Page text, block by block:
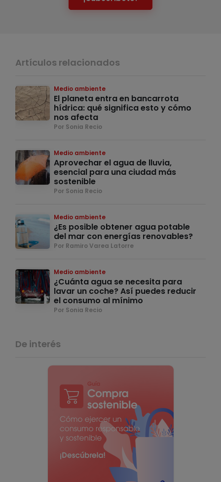
Artículos relacionados
Medio ambiente
El planeta entra en bancarrota
hídrica: qué significa esto y cómo
nos afecta
Por Sonia Recio
Medio ambiente
Aprovechar el agua de lluvia,
esencial para una ciudad más
sostenible
Por Sonia Recio
Medio ambiente
¿Es posible obtener agua potable
del mar con energías renovables?
Por Ramiro Varea Latorre
Medio ambiente
¿Cuánta agua se necesita para
lavar un coche? Así puedes reducir
el consumo al mínimo
Por Sonia Recio
De interés